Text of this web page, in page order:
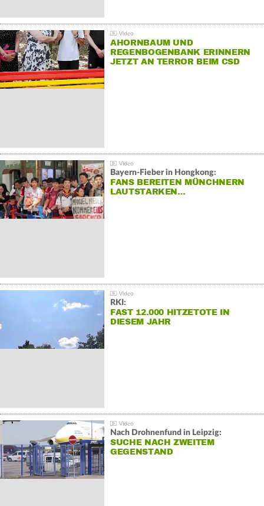
AHORNBAUM UND
REGENBOGENBANK ERINNERN
JETZT AN TERROR BEIM CSD
Bayern-Fieber in Hongkong:
FANS BEREITEN MÜNCHNERN
LAUTSTARKEN…
RKI:
FAST 12.000 HITZETOTE IN
DIESEM JAHR
Nach Drohnenfund in Leipzig:
SUCHE NACH ZWEITEM
GEGENSTAND